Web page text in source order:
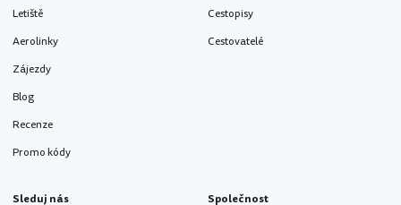
Letiště
Aerolinky
Zájezdy
Blog
Recenze
Promo kódy
Cestopisy
Cestovatelé
Sleduj nás Společnost